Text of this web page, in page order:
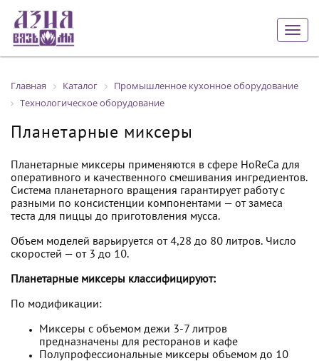
Главная Каталог
Промышленное кухонное оборудование
Технологическое оборудование
Планетарные миксеры
Планетарные миксеры применяются в сфере HoReCa для
оперативного и качественного смешивания ингредиентов.
Система планетарного вращения гарантирует работу с
разными по консистенции компонентами — от замеса
теста для пиццы до приготовления мусса.
Объем моделей варьируется от 4,28 до 80 литров. Число
скоростей — от 3 до 10.
Планетарные миксеры классифицируют:
По модификации:
Миксеры с объемом дежи 3-7 литров
предназначены для ресторанов и кафе
Полупрофессиональные миксеры объемом до 10